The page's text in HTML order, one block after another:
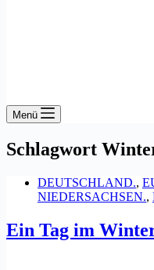
Menü
Schlagwort
DEUTSCHLAND.,
NIEDERSACHSEN.,
Ein Tag im